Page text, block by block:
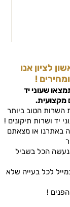
לציון אנו
!
שעוני יד
מקצועית.
השרות הטוב ביותר
יד ושרות תיקונים !
באתרנו או מצאתם
נעשה הכל בשביל
לכם מענה ותשובות 24 שעות במייל לכל בעייה שלא
!